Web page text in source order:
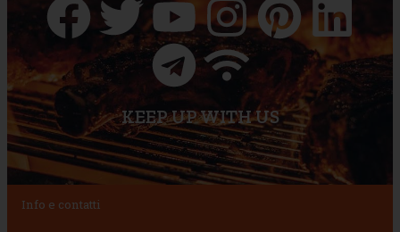
KEEP UP WITH US
Info e contatti